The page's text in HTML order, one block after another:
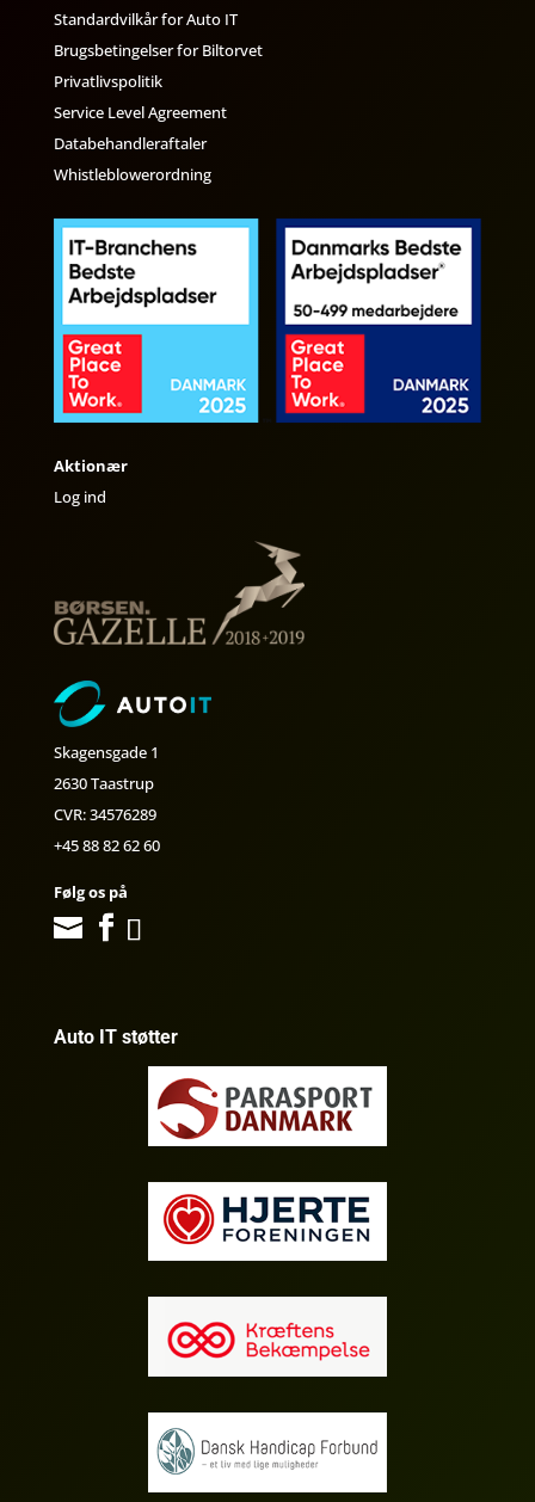
Standardvilkår for Auto IT
Brugsbetingelser for Biltorvet
Privatlivspolitik
Service Level Agreement
Databehandleraftaler
Whistleblowerordning
Aktionær
Log ind
Skagensgade 1
2630 Taastrup
CVR: 34576289
+45 88 82 62 60
Følg os på
Auto IT støtter